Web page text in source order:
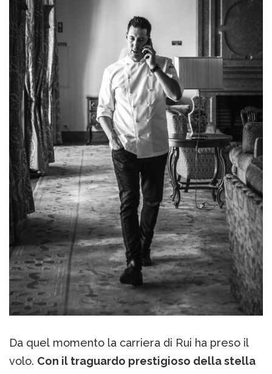
Da quel momento la carriera di Rui ha preso il
volo. Con il traguardo prestigioso della stella